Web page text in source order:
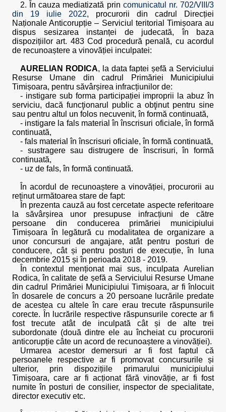
2. În cauza mediatizată prin comunicatul nr. 702/VIII/3
din 19 iulie 2022, procurorii din cadrul Direcției
Naționale Anticorupție – Serviciul teritorial Timișoara au
dispus sesizarea instanței de judecată, în baza
dispozițiilor art. 483 Cod procedură penală, cu acordul
de recunoaștere a vinovăției inculpatei:
AURELIAN RODICA, la data faptei șefă a Serviciului
Resurse Umane din cadrul Primăriei Municipiului
Timișoara, pentru săvârșirea infracțiunilor de:
- instigare sub forma participației improprii la abuz în
serviciu, dacă funcţionarul public a obţinut pentru sine
sau pentru altul un folos necuvenit, în formă continuată,
- instigare la fals material în înscrisuri oficiale, în formă
continuată,
- fals material în înscrisuri oficiale, în formă continuată,
- sustragere sau distrugere de înscrisuri, în formă
continuată,
- uz de fals, în formă continuată.
În acordul de recunoaștere a vinovăției, procurorii au
reținut următoarea stare de fapt:
În prezenta cauză au fost cercetate aspecte referitoare
la săvârșirea unor presupuse infracțiuni de către
persoane din conducerea primăriei municipiului
Timișoara în legătură cu modalitatea de organizare a
unor concursuri de angajare, atât pentru posturi de
conducere, cât și pentru posturi de execuție, în luna
decembrie 2015 și în perioada 2018 - 2019.
În contextul menționat mai sus, inculpata Aurelian
Rodica, în calitate de șefă a Serviciului Resurse Umane
din cadrul Primăriei Municipiului Timișoara, ar fi înlocuit
în dosarele de concurs a 20 persoane lucrările predate
de acestea cu altele în care erau trecute răspunsurile
corecte. În lucrările respective răspunsurile corecte ar fi
fost trecute atât de inculpată cât și de alte trei
subordonate (două dintre ele au încheiat cu procurorii
anticorupție câte un acord de recunoaștere a vinovăției).
Urmarea acestor demersuri ar fi fost faptul că
persoanele respective ar fi promovat concursurile și
ulterior, prin dispozițiile primarului municipiului
Timișoara, care ar fi acționat fără vinovăție, ar fi fost
numite în posturi de consilier, inspector de specialitate,
director executiv etc.